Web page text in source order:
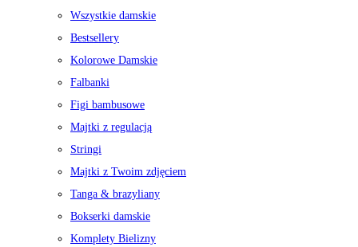
Wszystkie damskie
Bestsellery
Kolorowe Damskie
Falbanki
Figi bambusowe
Majtki z regulacją
Stringi
Majtki z Twoim zdjęciem
Tanga & brazyliany
Bokserki damskie
Komplety Bielizny